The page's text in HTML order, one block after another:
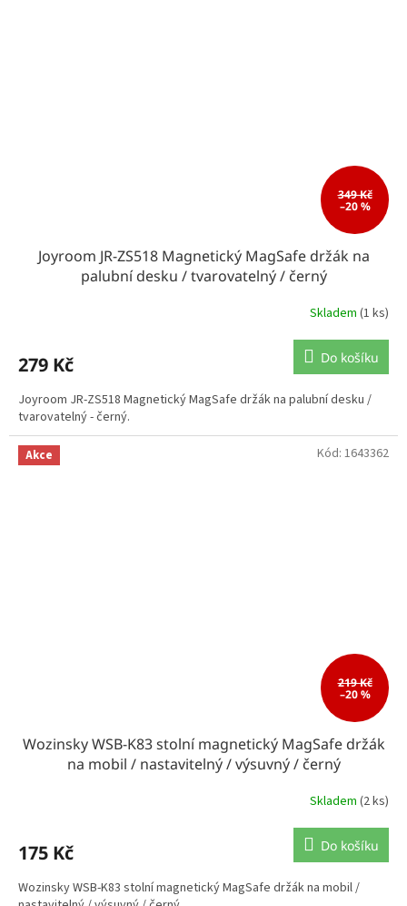
349 Kč
–20 %
Joyroom JR-ZS518 Magnetický MagSafe držák na
palubní desku / tvarovatelný / černý
Skladem (1 ks)
279 Kč Do košíku
Joyroom JR-ZS518 Magnetický MagSafe držák na palubní desku /
tvarovatelný - černý.
Akce
219 Kč
–20 %
Wozinsky WSB-K83 stolní magnetický MagSafe držák
na mobil / nastavitelný / výsuvný / černý
Skladem (2 ks)
175 Kč Do košíku
Wozinsky WSB-K83 stolní magnetický MagSafe držák na mobil /
Kód: 1643362